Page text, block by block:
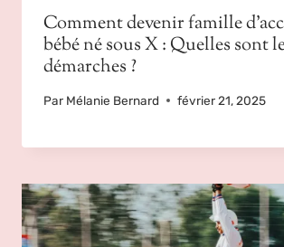
Comment devenir famille
bébé né sous X : Quelles sont
démarches ?
Par Mélanie Bernard février 21, 2025